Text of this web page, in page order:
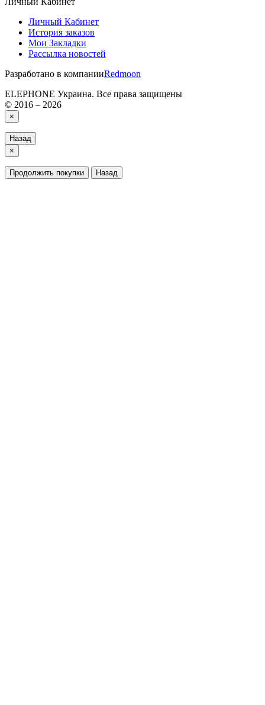
Личный Кабинет
История заказов
Мои Закладки
Рассылка новостей
Разработано в компанииRedmoon
ELEPHONE Украина. Все права защищены
© 2016 – 2026
×
Назад
×
Продолжить покупки Назад